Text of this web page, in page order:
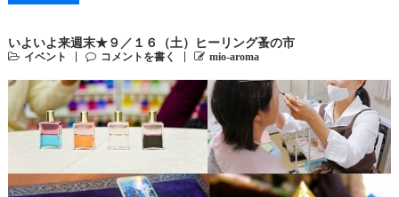
いよいよ来週末★９／１６（土）ヒーリング蚤の市
イベント コメントを書く mio-aroma